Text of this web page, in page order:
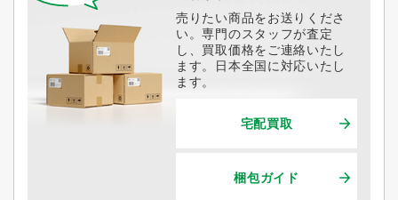
売りたい商品をお送りくださ
い。専門のスタッフが査定
し、買取価格をご連絡いたし
ます。日本全国に対応いたし
ます。
宅配買取
梱包ガイド